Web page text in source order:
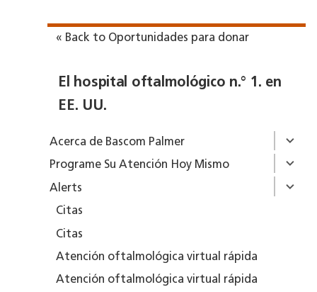
« Back to Oportunidades para donar
El hospital oftalmológico n.° 1. en
EE. UU.
Acerca de Bascom Palmer
Programe Su Atención Hoy Mismo
Alerts
Citas
Citas
Atención oftalmológica virtual rápida
Atención oftalmológica virtual rápida